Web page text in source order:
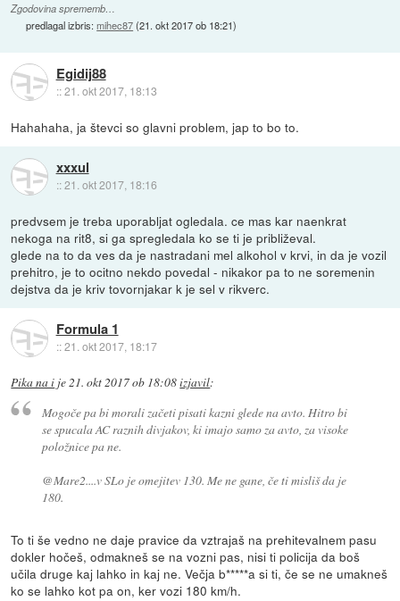
Zgodovina sprememb…
predlagal izbris:mihec87(21. okt 2017 ob 18:21)
Egidij88
::21. okt 2017, 18:13
Hahahaha, ja števci so glavni problem, jap to bo to.
xxxul
::21. okt 2017, 18:16
predvsem je treba uporabljat ogledala. ce mas kar naenkrat
nekoga na rit8, si ga spregledala ko se ti je približeval.
glede na to da ves da je nastradani mel alkohol v krvi, in da je vozil
prehitro, je to ocitno nekdo povedal - nikakor pa to ne soremenin
dejstva da je kriv tovornjakar k je sel v rikverc.
Formula 1
::21. okt 2017, 18:17
Pika na i je21. okt 2017 ob 18:08izjavil:
Mogoče pa bi morali začeti pisati kazni glede na avto. Hitro bi
se spucala AC raznih divjakov, ki imajo samo za avto, za visoke
položnice pa ne.
@Mare2....v SLo je omejitev 130. Me ne gane, če ti misliš da je
180.
To ti še vedno ne daje pravice da vztrajaš na prehitevalnem pasu
dokler hočeš, odmakneš se na vozni pas, nisi ti policija da boš
učila druge kaj lahko in kaj ne. Večja b*****a si ti, če se ne umakneš
ko se lahko kot pa on, ker vozi 180 km/h.